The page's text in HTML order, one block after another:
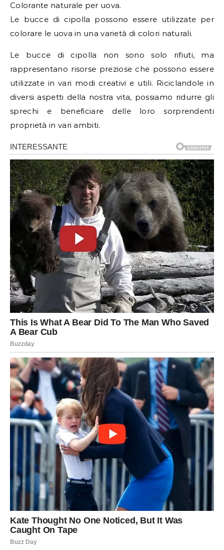
Colorante naturale per uova.
Le bucce di cipolla possono essere utilizzate per
colorare le uova in una varietà di colori naturali.
Le bucce di cipolla non sono solo rifiuti, ma
rappresentano risorse preziose che possono essere
utilizzate in vari modi creativi e utili. Riciclandole in
diversi aspetti della nostra vita, possiamo ridurre gli
sprechi e beneficiare delle loro sorprendenti
proprietà in vari ambiti.